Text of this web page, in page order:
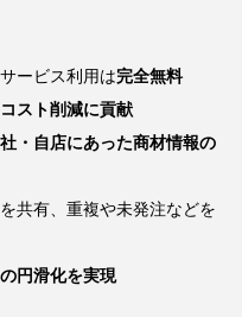
ービス利用は完全無料
コスト削減に貢献
・自店にあった商材情報の
共有、重複や未発注などを
円滑化を実現